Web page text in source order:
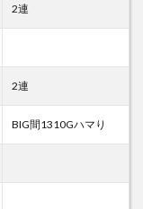
2連
2連
BIG間1310Gハマり